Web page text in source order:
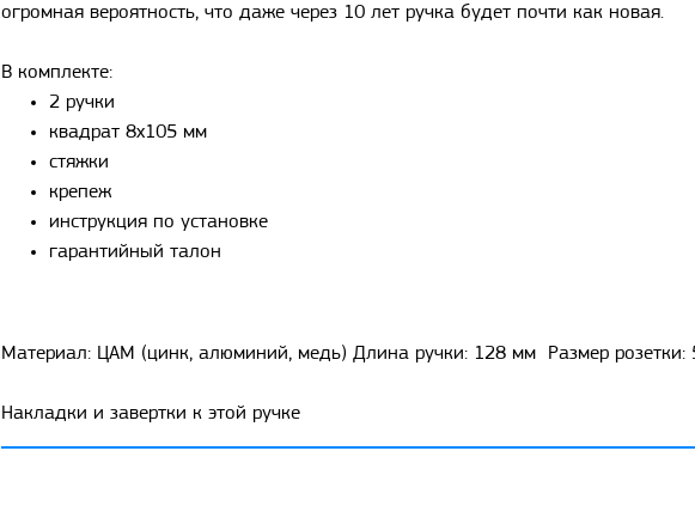
огромная вероятность, что даже через 10 лет ручка будет почти как новая.
В комплекте:
2 ручки
квадрат 8х105 мм
стяжки
крепеж
инструкция по установке
гарантийный талон
Материал: ЦАМ (цинк, алюминий, медь) Длина ручки: 128 мм Размер
Накладки и завертки к этой ручке